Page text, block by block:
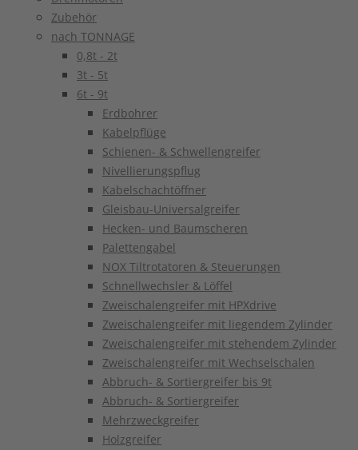
Zubehör
nach TONNAGE
0,8t - 2t
3t - 5t
6t - 9t
Erdbohrer
Kabelpflüge
Schienen- & Schwellengreifer
Nivellierungspflug
Kabelschachtöffner
Gleisbau-Universalgreifer
Hecken- und Baumscheren
Palettengabel
NOX Tiltrotatoren & Steuerungen
Schnellwechsler & Löffel
Zweischalengreifer mit HPXdrive
Zweischalengreifer mit liegendem Zylinder
Zweischalengreifer mit stehendem Zylinder
Zweischalengreifer mit Wechselschalen
Abbruch- & Sortiergreifer bis 9t
Abbruch- & Sortiergreifer
Mehrzweckgreifer
Holzgreifer